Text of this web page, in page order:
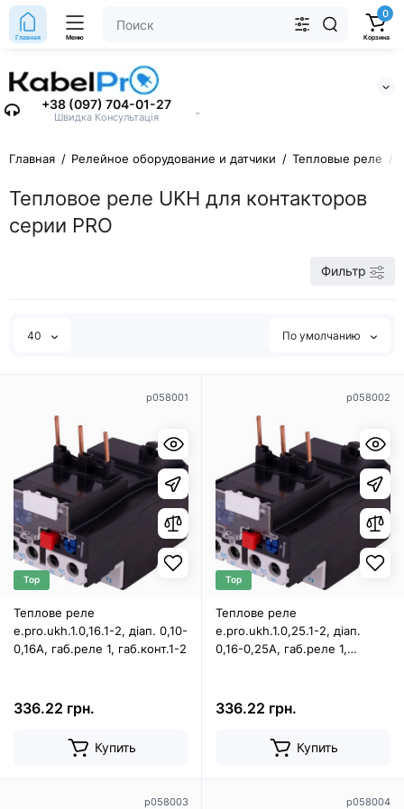
+38 (097) 704-01-27
Швидка Консультація
⌄
Главная Меню
0
Корзина
Главная Релейное оборудование и датчики Тепловые реле
Тепловое реле UKH для контакторов
серии PRO
Фильтр
40 По умолчанию
p058001
Top
Теплове реле
e.pro.ukh.1.0,16.1-2, діап. 0,10-
0,16А, габ.реле 1, габ.конт.1-2
336.22 грн.
Купить
p058002
Top
Теплове реле
e.pro.ukh.1.0,25.1-2, діап.
0,16-0,25А, габ.реле 1,
336.22 грн.
Купить
p058003 p058004